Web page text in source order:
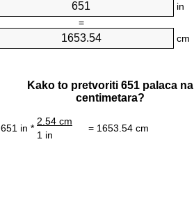
in
=
cm
Kako to pretvoriti 651 palaca na
centimetara?
651 in *
2.54 cm
= 1653.54 cm
1 in